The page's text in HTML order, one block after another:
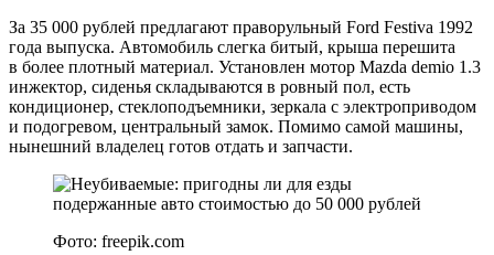
За 35 000 рублей предлагают праворульный Ford Festiva 1992
года выпуска. Автомобиль слегка битый, крыша перешита
в более плотный материал. Установлен мотор Mazda demio 1.3
инжектор, сиденья складываются в ровный пол, есть
кондиционер, стеклоподъемники, зеркала с электроприводом
и подогревом, центральный замок. Помимо самой машины,
нынешний владелец готов отдать и запчасти.
Фото: freepik.com